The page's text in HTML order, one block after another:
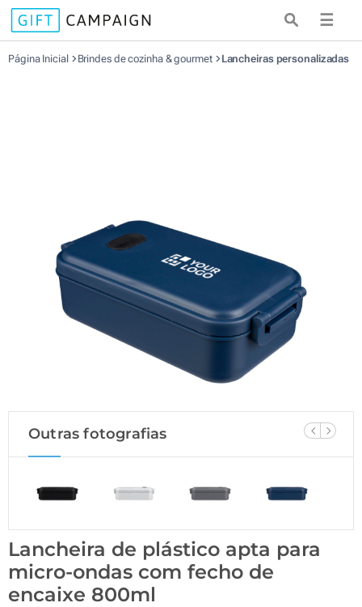
☰
Página Inicial Brindes de cozinha & gourmet Lancheiras personalizadas
Outras fotografias
Lancheira de plástico apta para
micro-ondas com fecho de
encaixe 800ml